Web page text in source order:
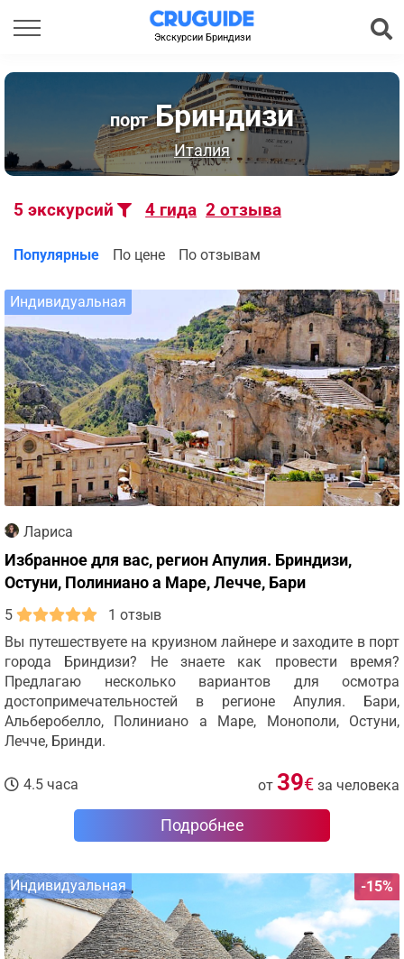
Экскурсии Бриндизи
портБриндизи
Италия
5 экскурсий 4 гида 2 отзыва
Популярные По цене По отзывам
Индивидуальная
Лариса
Избранное для вас, регион Апулия. Бриндизи,
Остуни, Полиниано а Маре, Лечче, Бари
5
1 отзыв
Вы путешествуете на круизном лайнере и заходите в порт
города Бриндизи? Не знаете как провести время?
Предлагаю несколько вариантов для осмотра
достопримечательностей в регионе Апулия. Бари,
Альберобелло, Полиниано а Маре, Монополи, Остуни,
Лечче, Бринди.
4.5 часа от 39€ за человека
Подробнее
-15%
Индивидуальная